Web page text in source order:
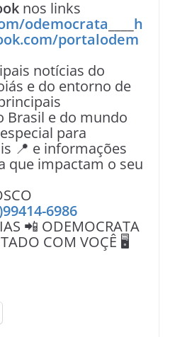
nos links
odemocrata
h
portalodem
notícias do
e do entorno de
Brasil e do mundo
para
📍 e informações
que impactam o seu
6986
📲 ODEMOCRATA
COM VOÇÊ 🖥️